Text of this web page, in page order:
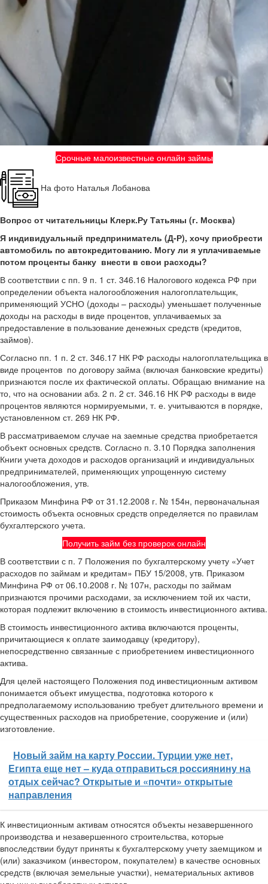
Срочные малоизвестные онлайн займы
На фото Наталья Лобанова
Вопрос от читательницы Клерк.Ру Татьяны (г. Москва)
Я индивидуальный предприниматель (Д-Р), хочу приобрести
автомобиль по автокредитованию. Могу ли я уплачиваемые
потом проценты банку внести в свои расходы?
В соответствии с пп. 9 п. 1 ст. 346.16 Налогового кодекса РФ при
определении объекта налогообложения налогоплательщик,
применяющий УСНО (доходы – расходы) уменьшает полученные
доходы на расходы в виде процентов, уплачиваемых за
предоставление в пользование денежных средств (кредитов,
займов).
Согласно пп. 1 п. 2 ст. 346.17 НК РФ расходы налогоплательщика в
виде процентов по договору займа (включая банковские кредиты)
признаются после их фактической оплаты. Обращаю внимание на
то, что на основании абз. 2 п. 2 ст. 346.16 НК РФ расходы в виде
процентов являются нормируемыми, т. е. учитываются в порядке,
установленном ст. 269 НК РФ.
В рассматриваемом случае на заемные средства приобретается
объект основных средств. Согласно п. 3.10 Порядка заполнения
Книги учета доходов и расходов организаций и индивидуальных
предпринимателей, применяющих упрощенную систему
налогообложения, утв.
Приказом Минфина РФ от 31.12.2008 г. № 154н, первоначальная
стоимость объекта основных средств определяется по правилам
бухгалтерского учета.
Получить займ без проверок онлайн
В соответствии с п. 7 Положения по бухгалтерскому учету «Учет
расходов по займам и кредитам» ПБУ 15/2008, утв. Приказом
Минфина РФ от 06.10.2008 г. № 107н, расходы по займам
признаются прочими расходами, за исключением той их части,
которая подлежит включению в стоимость инвестиционного актива.
В стоимость инвестиционного актива включаются проценты,
причитающиеся к оплате заимодавцу (кредитору),
непосредственно связанные с приобретением инвестиционного
актива.
Для целей настоящего Положения под инвестиционным активом
понимается объект имущества, подготовка которого к
предполагаемому использованию требует длительного времени и
существенных расходов на приобретение, сооружение и (или)
изготовление.
Новый займ на карту России. Турции уже нет,
Египта еще нет – куда отправиться россиянину на
отдых сейчас? Открытые и «почти» открытые
направления
К инвестиционным активам относятся объекты незавершенного
производства и незавершенного строительства, которые
впоследствии будут приняты к бухгалтерскому учету заемщиком и
(или) заказчиком (инвестором, покупателем) в качестве основных
средств (включая земельные участки), нематериальных активов